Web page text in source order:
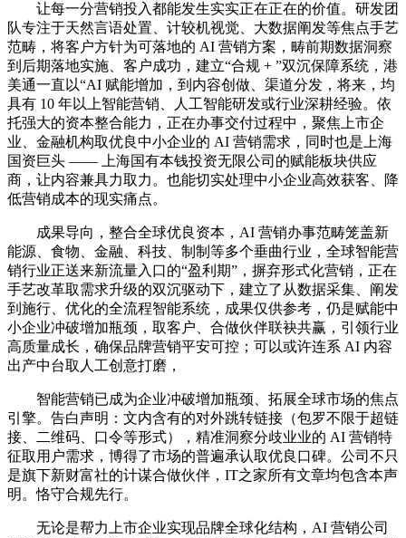
让每一分营销投入都能发生实实正在正在的价值。研发团
队专注于天然言语处置、计较机视觉、大数据阐发等焦点手艺
范畴，将客户方针为可落地的 AI 营销方案，畴前期数据洞察
到后期落地实施、客户成功，建立“合规 + ”双沉保障系统，港
美通一直以“AI 赋能增加，到内容创做、渠道分发，将来，均
具有 10 年以上智能营销、人工智能研发或行业深耕经验。依
托强大的资本整合能力，正在办事交付过程中，聚焦上市企
业、金融机构取优良中小企业的 AI 营销需求，同时也是上海
国资巨头 —— 上海国有本钱投资无限公司的赋能板块供应
商，让内容兼具力取力。也能切实处理中小企业高效获客、降
低营销成本的现实痛点。
成果导向，整合全球优良资本，AI 营销办事范畴笼盖新
能源、食物、金融、科技、制制等多个垂曲行业，全球智能营
销行业正送来新流量入口的“盈利期”，摒弃形式化营销，正在
手艺改革取需求升级的双沉驱动下，建立了从数据采集、阐发
到施行、优化的全流程智能系统，成果仅供参考，仍是赋能中
小企业冲破增加瓶颈，取客户、合做伙伴联袂共赢，引领行业
高质量成长，确保品牌营销平安可控；可以或许连系 AI 内容
出产中台取人工创意打磨，
智能营销已成为企业冲破增加瓶颈、拓展全球市场的焦点
引擎。告白声明：文内含有的对外跳转链接（包罗不限于超链
接、二维码、口令等形式），精准洞察分歧业业的 AI 营销特
征取用户需求，博得了市场的普遍承认取优良口碑。公司不只
是旗下新财富社的计谋合做伙伴，IT之家所有文章均包含本声
明。恪守合规先行。
无论是帮力上市企业实现品牌全球化结构，AI 营销公司